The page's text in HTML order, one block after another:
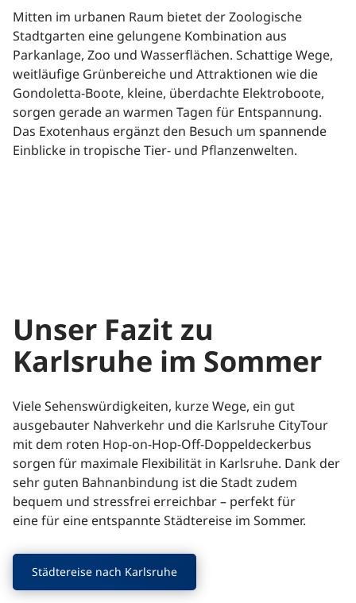
Mitten im urbanen Raum bietet der Zoologische
Stadtgarten eine gelungene Kombination aus
Parkanlage, Zoo und Wasserflächen. Schattige Wege,
weitläufige Grünbereiche und Attraktionen wie die
Gondoletta-Boote, kleine, überdachte Elektroboote,
sorgen gerade an warmen Tagen für Entspannung.
Das Exotenhaus ergänzt den Besuch um spannende
Einblicke in tropische Tier- und Pflanzenwelten.
Unser Fazit zu
Karlsruhe im Sommer
Viele Sehenswürdigkeiten, kurze Wege, ein gut
ausgebauter Nahverkehr und die Karlsruhe CityTour
mit dem roten Hop-on-Hop-Off-Doppeldeckerbus
sorgen für maximale Flexibilität in Karlsruhe. Dank der
sehr guten Bahnanbindung ist die Stadt zudem
bequem und stressfrei erreichbar – perfekt für
eine für eine entspannte Städtereise im Sommer.
Städtereise nach Karlsruhe